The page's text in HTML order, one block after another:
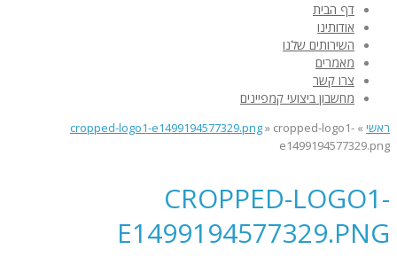
דף הבית
אודותינו
השירותים שלנו
מאמרים
צרו קשר
מחשבון ביצועי קמפיינים
ראשי »
cropped-logo1-e1499194577329.png» cropped-logo1-
e1499194577329.png
CROPPED-LOGO1-
E1499194577329.PNG